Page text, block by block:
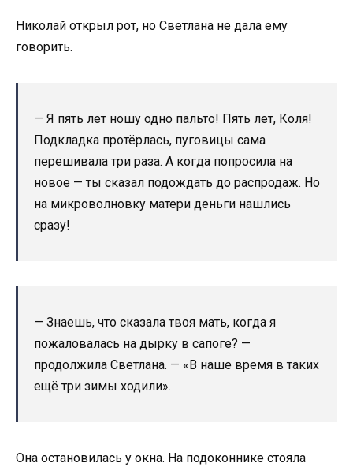
Николай открыл рот, но Светлана не дала ему
говорить.
— Я пять лет ношу одно пальто! Пять лет, Коля!
Подкладка протёрлась, пуговицы сама
перешивала три раза. А когда попросила на
новое — ты сказал подождать до распродаж. Но
на микроволновку матери деньги нашлись
сразу!
— Знаешь, что сказала твоя мать, когда я
пожаловалась на дырку в сапоге? —
продолжила Светлана. — «В наше время в таких
ещё три зимы ходили».
Она остановилась у окна. На подоконнике стояла